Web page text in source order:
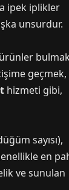
ipek iplikler
unsurdur.
geçmek,
hizmeti gibi,
sayısı),
en
ve sunulan